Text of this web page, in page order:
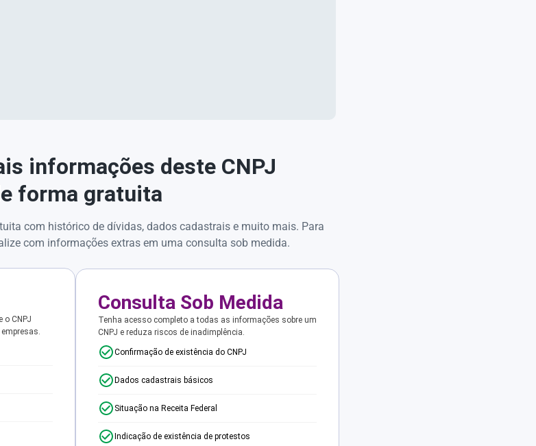
informações deste CNPJ
forma gratuita
com histórico de dívidas, dados cadastrais e muito mais. Para
com informações extras em uma consulta sob medida.
o CNPJ
Consulta Sob Medida
Tenha acesso completo a todas as informações sobre um
CNPJ e reduza riscos de inadimplência.
Confirmação de existência do CNPJ
Dados cadastrais básicos
Situação na Receita Federal
Indicação de existência de protestos